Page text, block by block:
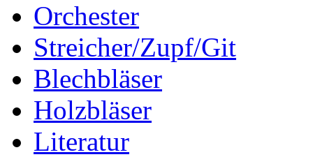
Orchester
Streicher/Zupf/Git
Blechbläser
Holzbläser
Literatur